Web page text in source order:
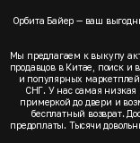
Орбита Байер — ваш
Мы предлагаем к выкупу
продавцов в Китае, поиск и
и популярных
СНГ. У нас самая низкая
примеркой до двери и
бесплатный возврат.
предоплаты. Тысячи